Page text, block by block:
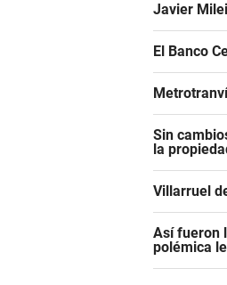
Javier
El Banco
Sin
la
Villarruel
Así fueron
polémica